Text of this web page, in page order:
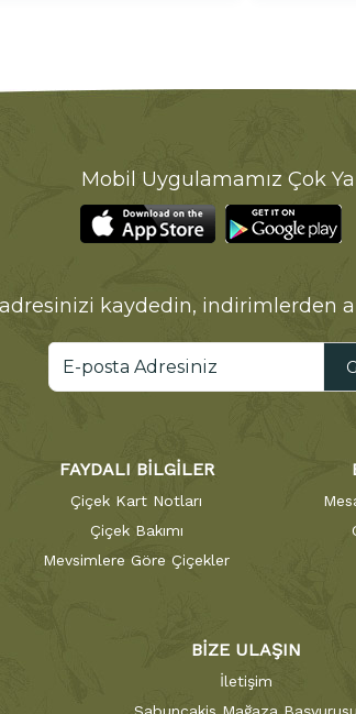
Mobil Uygulamamız Çok
kaydedin, indirimlerden
FAYDALI BİLGİLER
Çiçek Kart Notları
Çiçek Bakımı
Mevsimlere Göre Çiçekler
BİZE ULAŞIN
İletişim